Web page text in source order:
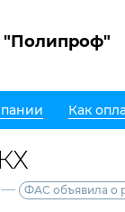
Как
— ФАС объявила о